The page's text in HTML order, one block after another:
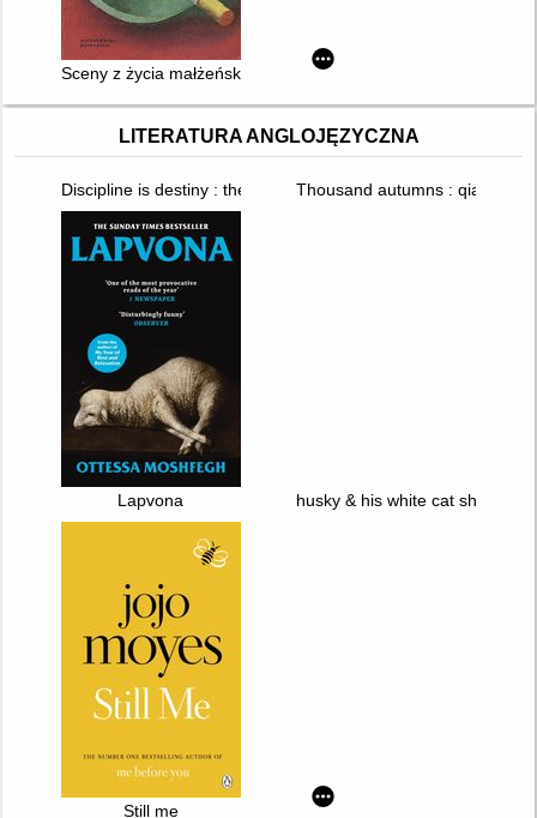
Sceny z życia małżeńskiego
LITERATURA ANGLOJĘZYCZNA
Discipline is destiny : the power of self-controlThousand autumns : qian qiu.
Lapvona husky & his white cat shizun.
Still me